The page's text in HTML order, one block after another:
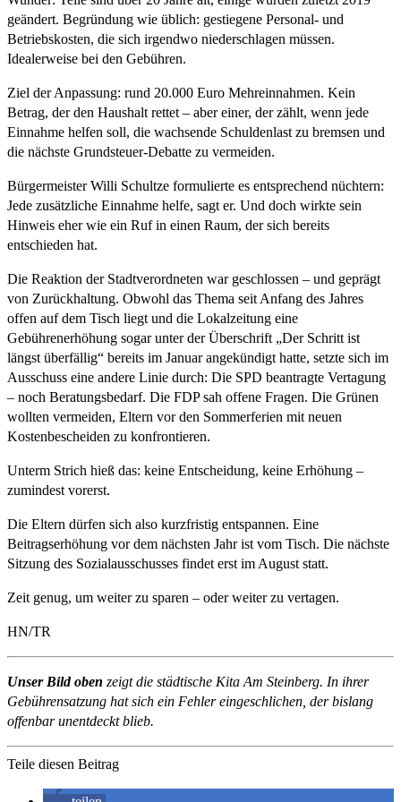
geändert. Begründung wie üblich: gestiegene Personal- und
Betriebskosten, die sich irgendwo niederschlagen müssen.
Idealerweise bei den Gebühren.
Ziel der Anpassung: rund 20.000 Euro Mehreinnahmen. Kein
Betrag, der den Haushalt rettet – aber einer, der zählt, wenn jede
Einnahme helfen soll, die wachsende Schuldenlast zu bremsen und
die nächste Grundsteuer-Debatte zu vermeiden.
Bürgermeister Willi Schultze formulierte es entsprechend nüchtern:
Jede zusätzliche Einnahme helfe, sagt er. Und doch wirkte sein
Hinweis eher wie ein Ruf in einen Raum, der sich bereits
entschieden hat.
Die Reaktion der Stadtverordneten war geschlossen – und geprägt
von Zurückhaltung. Obwohl das Thema seit Anfang des Jahres
offen auf dem Tisch liegt und die Lokalzeitung eine
Gebührenerhöhung sogar unter der Überschrift „Der Schritt ist
längst überfällig“ bereits im Januar angekündigt hatte, setzte sich im
Ausschuss eine andere Linie durch: Die SPD beantragte Vertagung
– noch Beratungsbedarf. Die FDP sah offene Fragen. Die Grünen
wollten vermeiden, Eltern vor den Sommerferien mit neuen
Kostenbescheiden zu konfrontieren.
Unterm Strich hieß das: keine Entscheidung, keine Erhöhung –
zumindest vorerst.
Die Eltern dürfen sich also kurzfristig entspannen. Eine
Beitragserhöhung vor dem nächsten Jahr ist vom Tisch. Die nächste
Sitzung des Sozialausschusses findet erst im August statt.
Zeit genug, um weiter zu sparen – oder weiter zu vertagen.
HN/TR
Unser Bild oben zeigt die städtische Kita Am Steinberg. In ihrer
Gebührensatzung hat sich ein Fehler eingeschlichen, der bislang
offenbar unentdeckt blieb.
Teile diesen Beitrag